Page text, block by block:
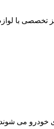
با
خودرو می